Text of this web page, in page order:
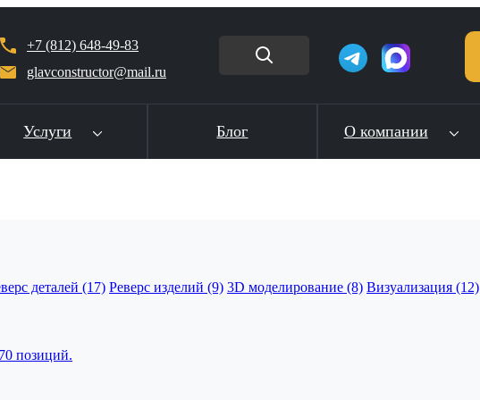
Услуги Блог О компании
+7 (812) 648-49-83
glavconstructor@mail.ru
деталей (17) Реверс изделий (9) 3D моделирование (8) Визуализация (12)
позиций.